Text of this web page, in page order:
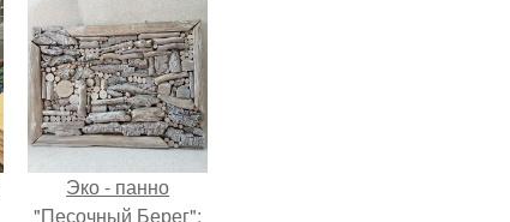
Эко - панно
"Песочный Берег":